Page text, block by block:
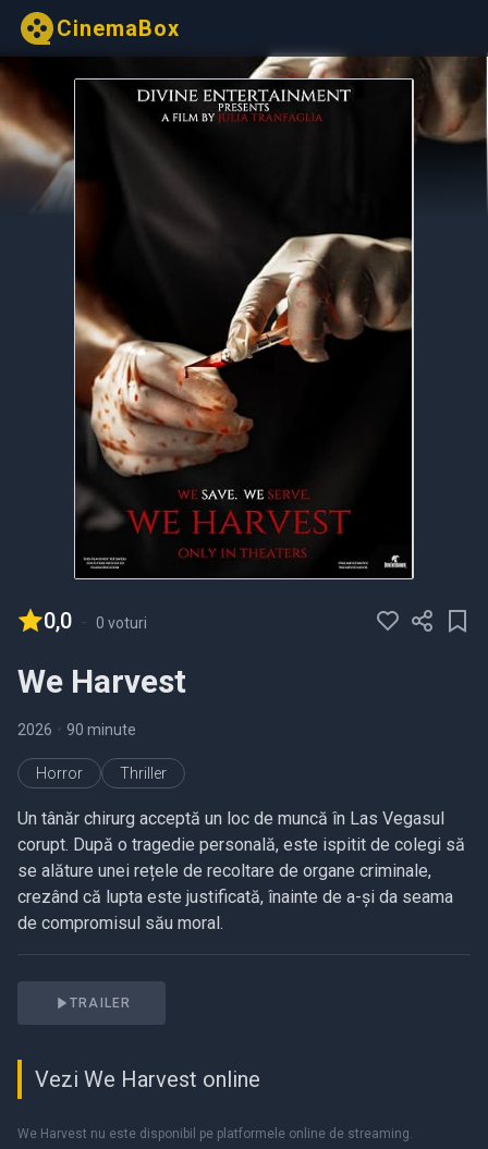
CinemaBox
0,0 - 0 voturi
We Harvest
2026 • 90 minute
Horror Thriller
Un tânăr chirurg acceptă un loc de muncă în Las Vegasul
corupt. După o tragedie personală, este ispitit de colegi să
se alăture unei rețele de recoltare de organe criminale,
crezând că lupta este justificată, înainte de a-și da seama
de compromisul său moral.
TRAILER
Vezi We Harvest online
We Harvest nu este disponibil pe platformele online de streaming.